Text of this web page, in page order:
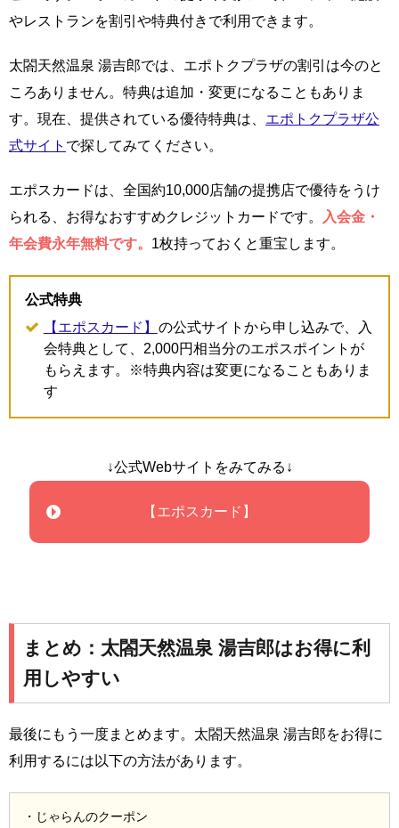
やレストランを割引や特典付きで利用できます。
太閤天然温泉 湯吉郎では、エポトクプラザの割引は今のと
ころありません。特典は追加・変更になることもありま
す。現在、提供されている優待特典は、 エポトクプラザ公
式サイト で探してみてください。
エポスカードは、全国約10,000店舗の提携店で優待をうけ
られる、お得なおすすめクレジットカードです。
入会金・
年会費永年無料です。 1枚持っておくと重宝します。
公式特典
【エポスカード】 の公式サイトから申し込みで、入
会特典として、2,000円相当分のエポスポイントが
もらえます。※特典内容は変更になることもありま
す
↓公式Webサイトをみてみる↓
【エポスカード】
まとめ：太閤天然温泉 湯吉郎はお得に利
用しやすい
最後にもう一度まとめます。太閤天然温泉 湯吉郎をお得に
利用するには以下の方法があります。
・じゃらんのクーポン